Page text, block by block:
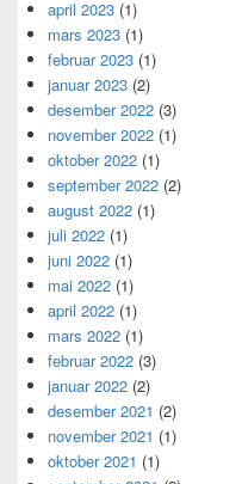
april 2023 (1)
mars 2023 (1)
februar 2023 (1)
januar 2023 (2)
desember 2022 (3)
november 2022 (1)
oktober 2022 (1)
september 2022 (2)
august 2022 (1)
juli 2022 (1)
juni 2022 (1)
mai 2022 (1)
april 2022 (1)
mars 2022 (1)
februar 2022 (3)
januar 2022 (2)
desember 2021 (2)
november 2021 (1)
oktober 2021 (1)